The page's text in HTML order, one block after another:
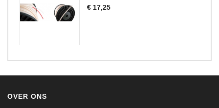
€ 17,25Prijs
OVER ONS